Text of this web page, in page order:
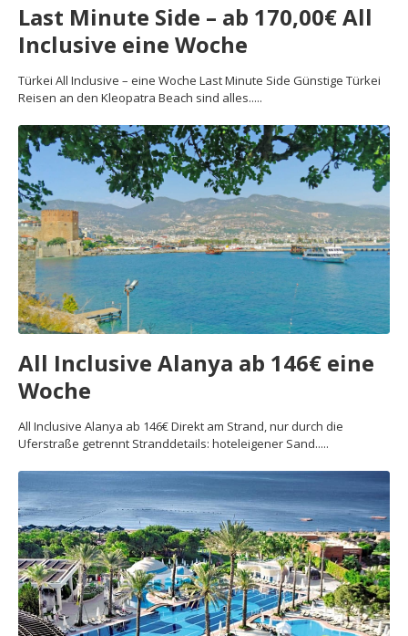
Last Minute Side – ab 170,00€ All
Inclusive eine Woche
Türkei All Inclusive – eine Woche Last Minute Side Günstige Türkei
Reisen an den Kleopatra Beach sind alles.....
All Inclusive Alanya ab 146€ eine
Woche
All Inclusive Alanya ab 146€ Direkt am Strand, nur durch die
Uferstraße getrennt Stranddetails: hoteleigener Sand.....